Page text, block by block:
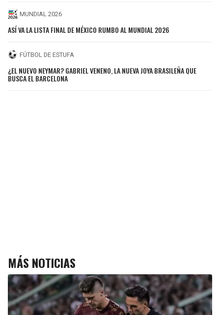
MUNDIAL 2026
ASÍ VA LA LISTA FINAL DE MÉXICO RUMBO AL MUNDIAL 2026
FÚTBOL DE ESTUFA
¿EL NUEVO NEYMAR? GABRIEL VENENO, LA NUEVA JOYA BRASILEÑA QUE
BUSCA EL BARCELONA
MÁS NOTICIAS